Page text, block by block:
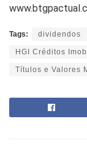
Tags: dividendos
HGI Créditos
Títulos e Valores